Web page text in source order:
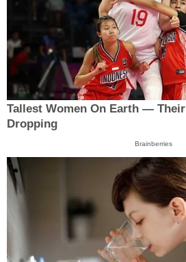
Tallest Women On Earth —
Dropping
Brainberries